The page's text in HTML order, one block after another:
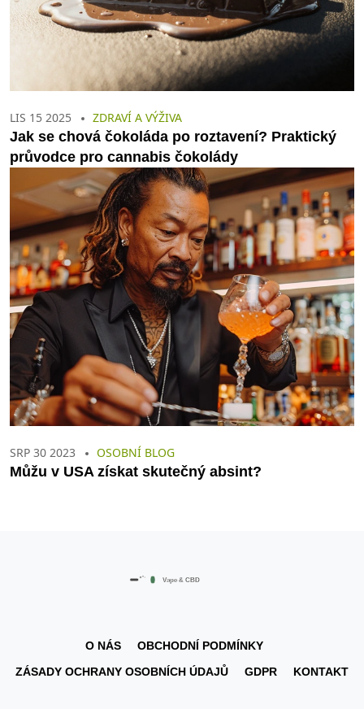
LIS 15 2025 ZDRAVÍ A VÝŽIVA
Jak se chová čokoláda po roztavení? Praktický
průvodce pro cannabis čokolády
SRP 30 2023 OSOBNÍ BLOG
Můžu v USA získat skutečný absint?
O NÁS
OBCHODNÍ PODMÍNKY
ZÁSADY OCHRANY OSOBNÍCH ÚDAJŮ
GDPR KONTAKT